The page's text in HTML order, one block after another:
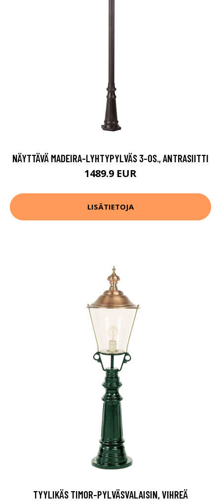
NÄYTTÄVÄ MADEIRA-LYHTYPYLVÄS 3-OS., ANTRASIITTI
1489.9 EUR
LISÄTIETOJA
TYYLIKÄS TIMOR-PYLVÄSVALAISIN, VIHREÄ